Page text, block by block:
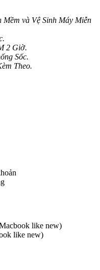
VND.là:
và Vệ Sinh Máy Miễn
2 Giờ.
Sốc.
Theo.
like new)
like new)